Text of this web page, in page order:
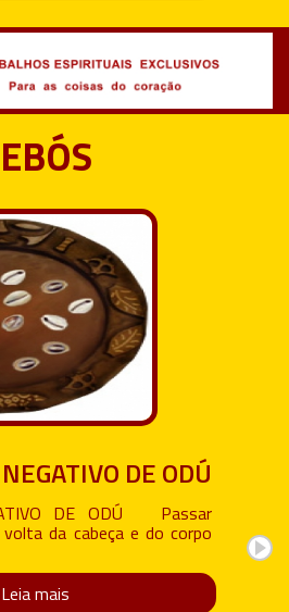
EBÓS
DE ODÚ
DE ODÚ Passar
da cabeça e do corpo
Leia mais